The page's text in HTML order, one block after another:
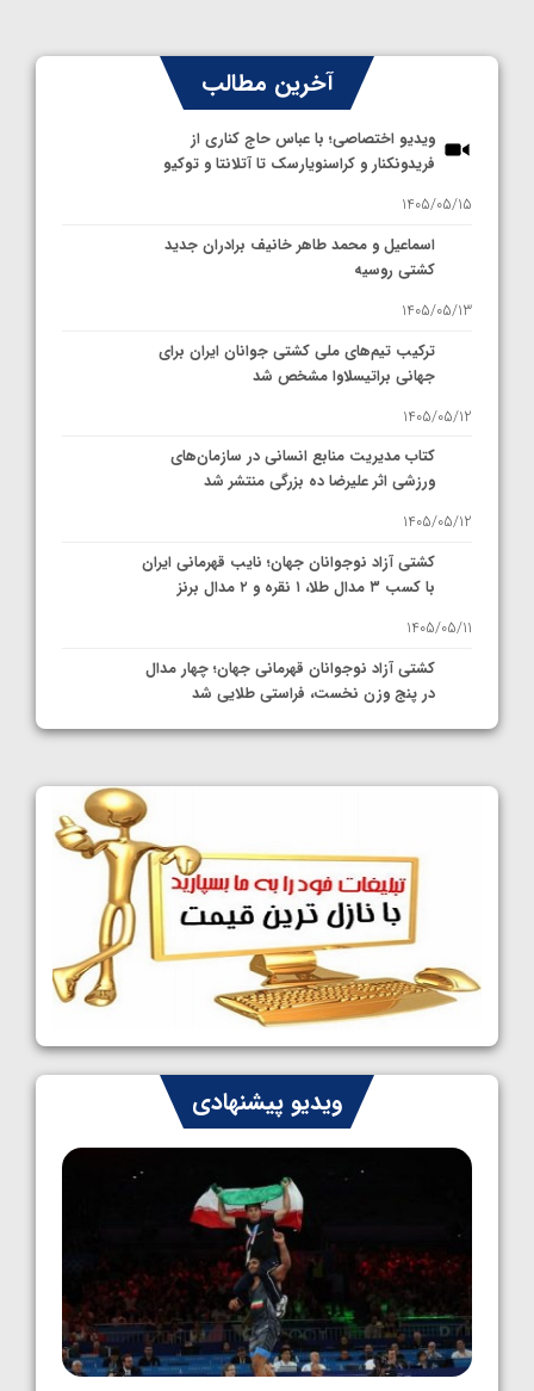
آخرین مطالب
ویدیو اختصاصی؛ با عباس حاج کناری از
فریدونکنار و کراسنویارسک تا آتلانتا و توکیو
1405/05/15
اسماعیل و محمد طاهر خانیف برادران جدید
کشتی روسیه
1405/05/13
ترکیب تیم‌های ملی کشتی جوانان ایران برای
جهانی براتیسلاوا مشخص شد
1405/05/12
کتاب مدیریت منابع انسانی در سازمان‌های
ورزشی اثر علیرضا ده بزرگی منتشر شد
1405/05/12
کشتی آزاد نوجوانان جهان؛ نایب قهرمانی ایران
با کسب ۳ مدال طلا، ۱ نقره و ۲ مدال برنز
1405/05/11
کشتی آزاد نوجوانان قهرمانی جهان؛ چهار مدال
در پنج وزن نخست، فراستی طلایی شد
1405/05/11
کشتی آزاد نوجوانان جهان؛ رقبای نمایندگان
ایران مشخص شدند
1405/05/08
کشتی فرنگی نوجوانان جهان؛ سکوی تیمی
سوم برای ایران
1405/05/07
ایران چشم به راه چهار مدال در پنج وزن دوم
کشتی فرنگی نوجوانان جهان
1405/05/06
ویدیو پیشنهادی